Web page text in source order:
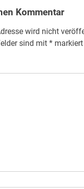
Kommentar
wird nicht
sind mit * markiert